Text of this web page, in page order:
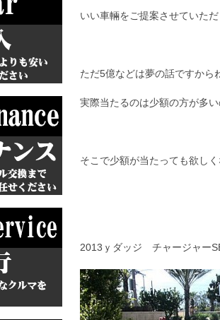
いい車輛をご提案させていた
ただ5億などは夢の話ですから
実際当たるのは少額の方が多
そこで少額が当たっても欲し
2013ｙダッジ チャージャー